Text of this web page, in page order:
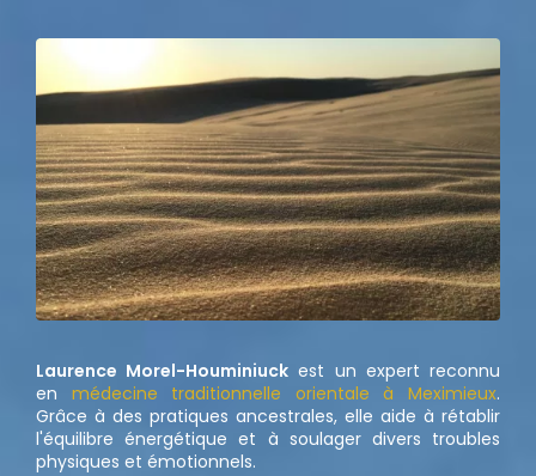
Laurence Morel-Houminiuck est un expert reconnu
en médecine traditionnelle orientale à Meximieux.
Grâce à des pratiques ancestrales, elle aide à rétablir
l'équilibre énergétique et à soulager divers troubles
physiques et émotionnels.